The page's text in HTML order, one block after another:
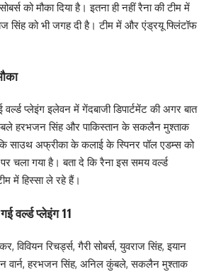
को मौका दिया है। इतना ही नहीं रैना की टीम में
सिंह को भी जगह दी है। टीम में और एंड्रयू फ्लिंटॉफ
वर्ल्ड प्लेइंग इलेवन में गेंदबाजी डिपार्टमेंट की अगर बात
हरभजन सिंह और पाकिस्तान के सकलैन मुश्ताक
साउथ अफ्रीका के कलाई के स्पिनर पॉल एडम्स को
चला गया है। बता दे कि रैना इस समय वर्ल्ड
में हिस्सा ले रहे हैं।
वर्ल्ड प्लेइंग 11
विवियन रिचर्ड्स, गैरी सोबर्स, युवराज सिंह, इयान
वार्न, हरभजन सिंह, अनिल कुंबले, सकलैन मुश्ताक